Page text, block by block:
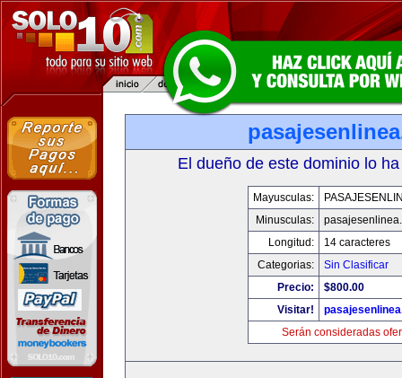
El dueño de este dominio lo
Mayusculas:
Minusculas:
Longitud:
14 caracteres
Categorias:
Sin Clasificar
Precio:
$800.00
Visitar!
Serán consideradas